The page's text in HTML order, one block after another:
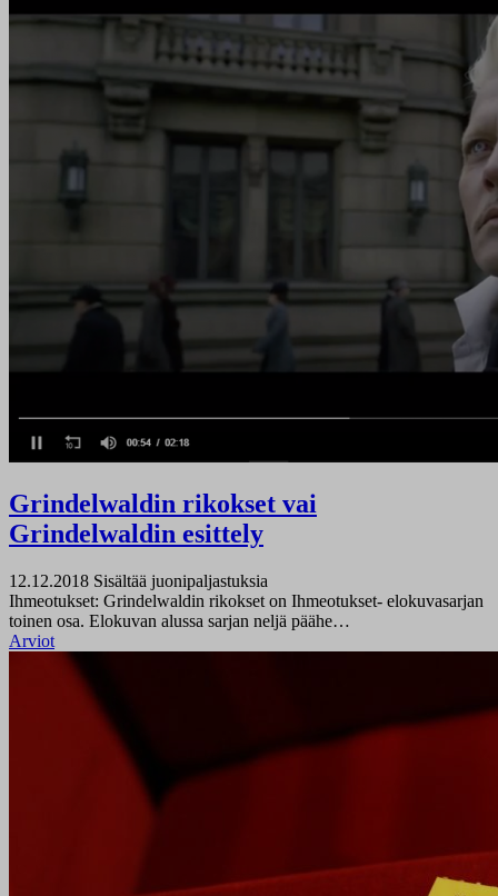
Grindelwaldin rikokset vai
Grindelwaldin esittely
12.12.2018 Sisältää juonipaljastuksia
Ihmeotukset: Grindelwaldin rikokset on Ihmeotukset- elokuvasarjan
toinen osa. Elokuvan alussa sarjan neljä päähe…
Arviot